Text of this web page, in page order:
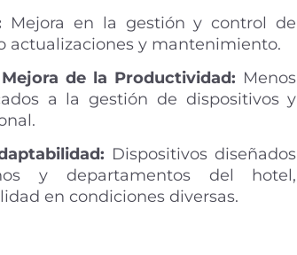
Mejora en la gestión y control de
actualizaciones y mantenimiento.
de la Productividad: Menos
a la gestión de dispositivos y
Dispositivos diseñados
y departamentos del hotel,
en condiciones diversas.